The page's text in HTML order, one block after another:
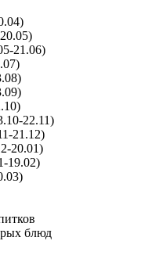
21.06)
22.11)
21.12)
20.01)
19.02)
блюд